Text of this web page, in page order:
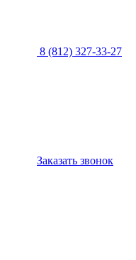
8 (812) 327-33-27
Заказать звонок